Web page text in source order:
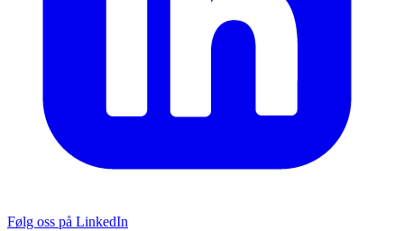
Følg oss på LinkedIn